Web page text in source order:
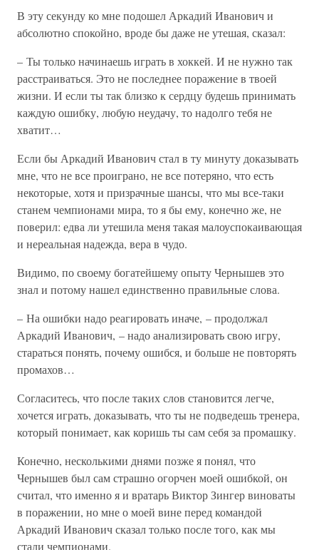
В эту секунду ко мне подошел Аркадий Иванович и
абсолютно спокойно, вроде бы даже не утешая, сказал:
– Ты только начинаешь играть в хоккей. И не нужно так
расстраиваться. Это не последнее поражение в твоей
жизни. И если ты так близко к сердцу будешь принимать
каждую ошибку, любую неудачу, то надолго тебя не
хватит…
Если бы Аркадий Иванович стал в ту минуту доказывать
мне, что не все проиграно, не все потеряно, что есть
некоторые, хотя и призрачные шансы, что мы все-таки
станем чемпионами мира, то я бы ему, конечно же, не
поверил: едва ли утешила меня такая малоуспокаивающая
и нереальная надежда, вера в чудо.
Видимо, по своему богатейшему опыту Чернышев это
знал и потому нашел единственно правильные слова.
– На ошибки надо реагировать иначе, – продолжал
Аркадий Иванович, – надо анализировать свою игру,
стараться понять, почему ошибся, и больше не повторять
промахов…
Согласитесь, что после таких слов становится легче,
хочется играть, доказывать, что ты не подведешь тренера,
который понимает, как коришь ты сам себя за промашку.
Конечно, несколькими днями позже я понял, что
Чернышев был сам страшно огорчен моей ошибкой, он
считал, что именно я и вратарь Виктор Зингер виноваты
в поражении, но мне о моей вине перед командой
Аркадий Иванович сказал только после того, как мы
стали чемпионами.